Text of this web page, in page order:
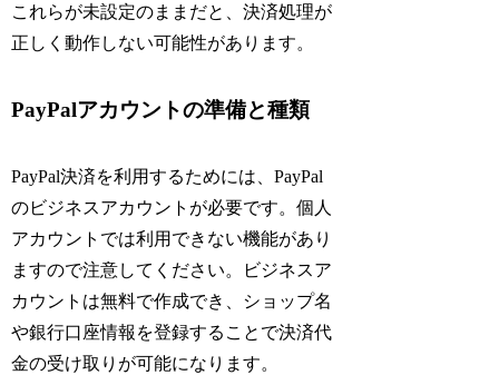
これらが未設定のままだと、決済処理が
正しく動作しない可能性があります。
PayPalアカウントの準備と種類
PayPal決済を利用するためには、PayPal
のビジネスアカウントが必要です。個人
アカウントでは利用できない機能があり
ますので注意してください。ビジネスア
カウントは無料で作成でき、ショップ名
や銀行口座情報を登録することで決済代
金の受け取りが可能になります。